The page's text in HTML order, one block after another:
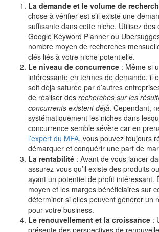
La demande et le volume de
chose à vérifier est s’il existe une
suffisante dans cette niche. Utilisez des
Google Keyword Planner ou
nombre moyen de recherches
clés liés à votre niche potentielle.
Le niveau de concurrence : Même si
intéressante en termes de demande, il
soit déjà saturée par d’autres
de réaliser des recherches sur les
concurrents existent déjà. Cependant,
systématiquement les niches dans
concurrence semble sévère car en
l’expert du MFA, vous pouvez toujours
démarquer et conquérir une part de
La rentabilité : Avant de vous lancer
assurez-vous qu’il existe des produits
ayant un potentiel de profit intéressant.
moyen et les marges bénéficiaires sur
déterminer si elles peuvent générer un
pour votre business.
Le renouvellement et la croissance :
présente des perspectives de